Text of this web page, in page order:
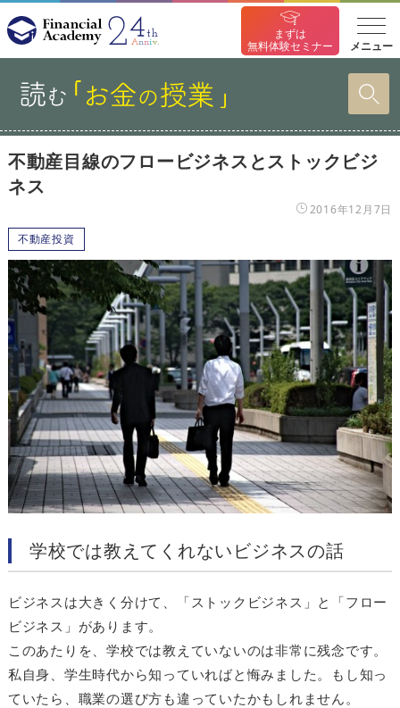
まずは
無料体験セミナー
メニュー
不動産目線のフロービジネスとストックビジ
ネス
2016年12月7日
不動産投資
学校では教えてくれないビジネスの話
ビジネスは大きく分けて、「ストックビジネス」と「フロー
ビジネス」があります。
このあたりを、学校では教えていないのは非常に残念です。
私自身、学生時代から知っていればと悔みました。もし知っ
ていたら、職業の選び方も違っていたかもしれません。